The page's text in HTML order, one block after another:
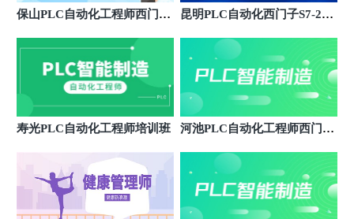
9 安徽六安优路教育培训学校
室（菱湖南路与龙眠山南路交叉口）
安徽芜湖优路教育培训学校
安徽省芜湖市镜湖区北京中路69号万达二期3号写字楼
1615室
安徽蚌埠优路教育培训学校
安徽省蚌埠市蚌山区东海大道4199号万达写字楼A座
12 安徽安庆优路教育培训学校
安徽省安庆市迎江区新城吾悦广场B1栋29层2918-2921
室（菱湖南路与龙眠山南路交叉口）
13 合肥南站优路教育培训学校
保山PLC自动化工程师西门子
昆明PLC自动化西门子S7-200
寿光PLC自动化工程师培训班
河池PLC自动化工程师西门子